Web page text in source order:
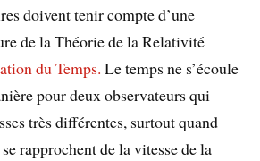
doivent tenir compte d’une
de la Théorie de la Relativité
du Temps. Le temps ne s’écoule
pour deux observateurs qui
très différentes, surtout quand
rapprochent de la vitesse de la